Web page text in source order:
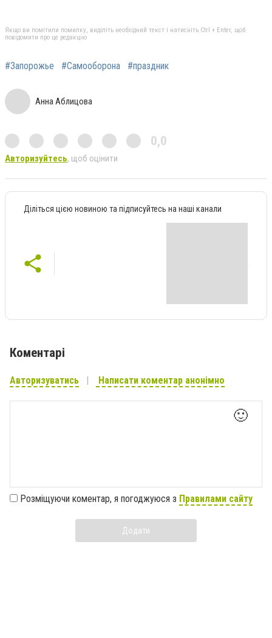
Якщо ви помітили помилку, виділіть необхідний текст і натисніть Ctrl + Enter, щоб
повідомити про це редакцію
#Запорожье #Самооборона #праздник
Анна Аблицова
0,0
Авторизуйтесь, щоб оцінити
Діліться цією новиною та підписуйтесь на наші канали
Коментарі
Авторизуватись Написати коментар анонімно
🙂
Розміщуючи коментар, я погоджуюся з Правилами сайту
Додати